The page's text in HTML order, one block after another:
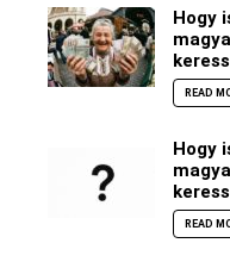
Hogy
READ
Hogy
READ